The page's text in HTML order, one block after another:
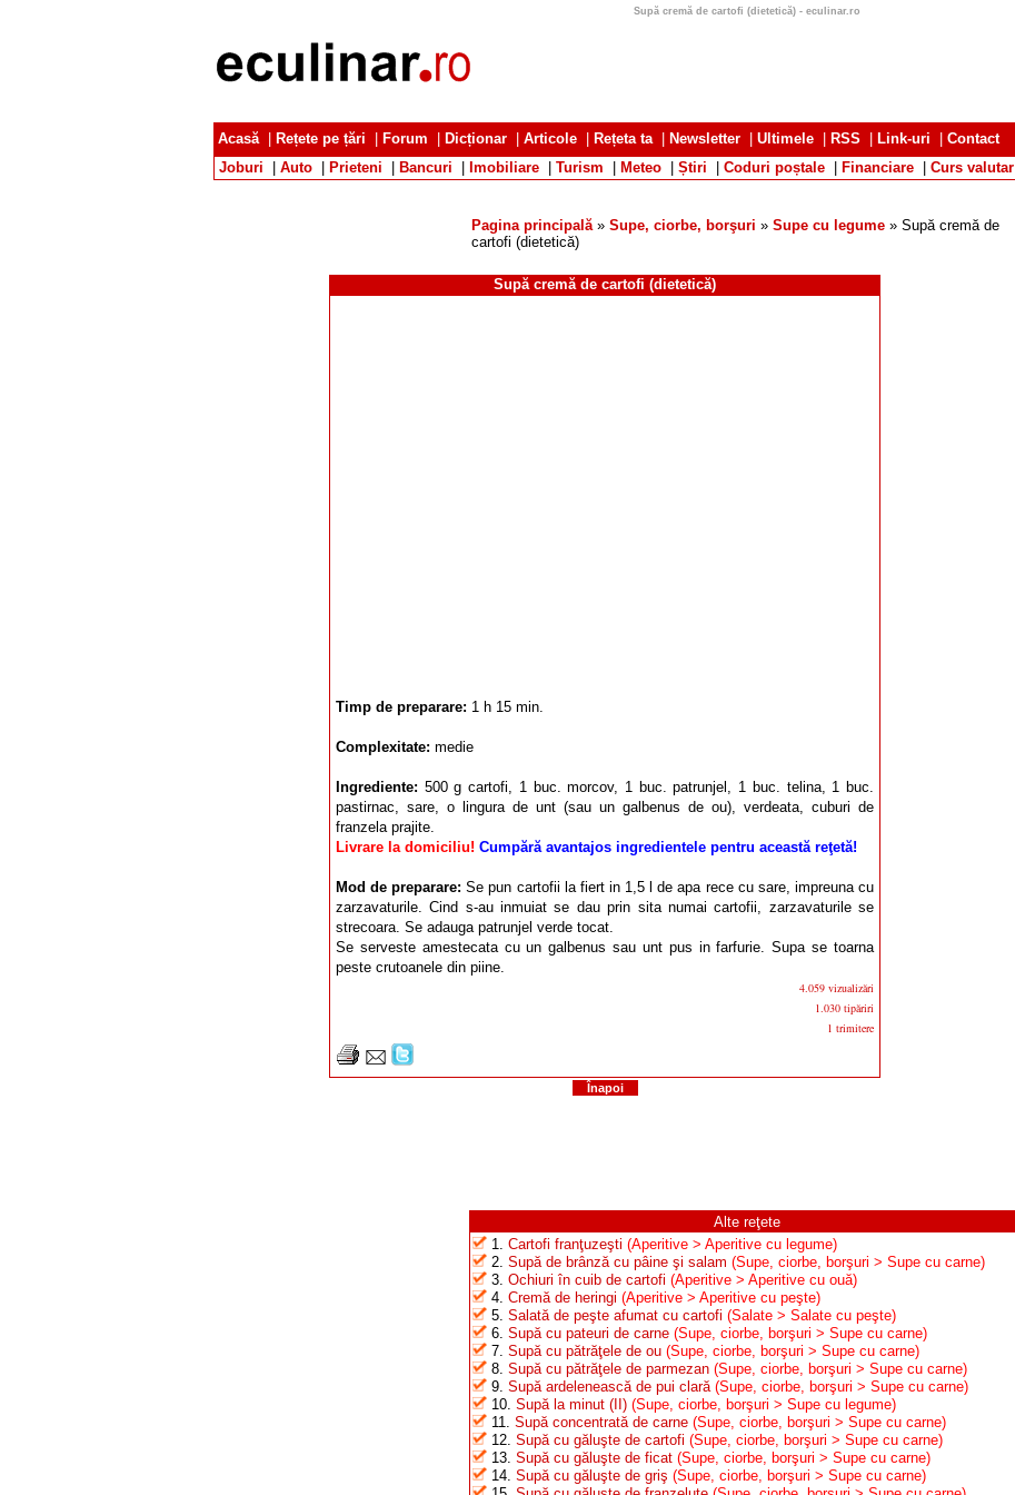
Supă cremă de cartofi (dietetică) - eculinar.ro
Acasă| Rețete pe țări Forum Dicționar Articole Rețeta ta| Newsletter Ultimele RSS Link-uri
Contact
Joburi
Auto Prieteni Bancuri Imobiliare Turism Meteo Știri Coduri poștale Financiare Curs valutar
Pagina principală» Supe, ciorbe, borşuri » Supe cu legume » Supă cremă de
cartofi (dietetică)
Supă cremă de cartofi (dietetică)
Timp de preparare: 1 h 15 min.
Complexitate: medie
Ingrediente: 500 g cartofi, 1 buc. morcov, 1 buc. patrunjel, 1 buc. telina, 1 buc.
pastirnac, sare, o lingura de unt (sau un galbenus de ou), verdeata, cuburi de
franzela prajite.
Livrare la domiciliu! Cumpără avantajos ingredientele pentru această reţetă!
Mod de preparare:Se pun cartofii la fiert in 1,5 l de apa rece cu sare, impreuna cu
zarzavaturile. Cind s-au inmuiat se dau prin sita numai cartofii, zarzavaturile se
strecoara. Se adauga patrunjel verde tocat.
Se serveste amestecata cu un galbenus sau unt pus in farfurie. Supa se toarna
peste crutoanele din piine.
4.059 vizualizări
1.030 tipăriri
1 trimitere
Înapoi
Alte reţete
1. Cartofi franţuzeşti (Aperitive > Aperitive cu legume)
2. Supă de brânză cu pâine şi salam (Supe, ciorbe, borşuri > Supe cu carne)
3. Ochiuri în cuib de cartofi (Aperitive > Aperitive cu ouă)
4. Cremă de heringi (Aperitive > Aperitive cu peşte)
5. Salată de peşte afumat cu cartofi (Salate > Salate cu peşte)
6. Supă cu pateuri de carne (Supe, ciorbe, borşuri > Supe cu carne)
7. Supă cu pătrăţele de ou (Supe, ciorbe, borşuri > Supe cu carne)
8. Supă cu pătrăţele de parmezan (Supe, ciorbe, borşuri > Supe cu carne)
9. Supă ardelenească de pui clară (Supe, ciorbe, borşuri > Supe cu carne)
10. Supă la minut (II) (Supe, ciorbe, borşuri > Supe cu legume)
11. Supă concentrată de carne (Supe, ciorbe, borşuri > Supe cu carne)
12. Supă cu găluşte de cartofi (Supe, ciorbe, borşuri > Supe cu carne)
13. Supă cu găluşte de ficat (Supe, ciorbe, borşuri > Supe cu carne)
14. Supă cu găluşte de griş (Supe, ciorbe, borşuri > Supe cu carne)